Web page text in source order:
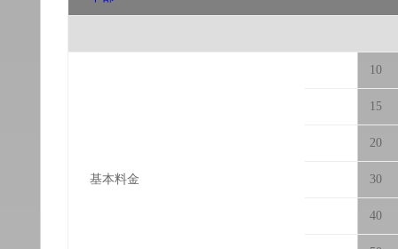
基本料金
10
15
20
30
40